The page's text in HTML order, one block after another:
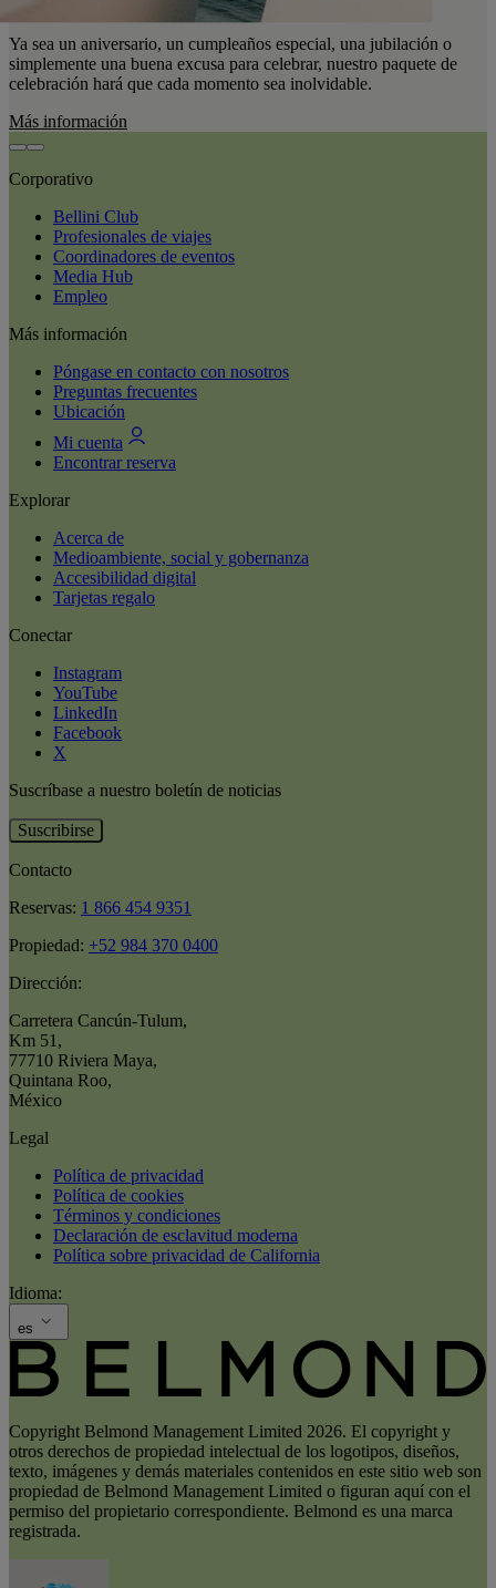
Ya sea un aniversario, un cumpleaños especial, una jubilación o
simplemente una buena excusa para celebrar, nuestro paquete de
celebración hará que cada momento sea inolvidable.
Más información
Corporativo
Bellini Club
Profesionales de viajes
Coordinadores de eventos
Media Hub
Empleo
Más información
Póngase en contacto con nosotros
Preguntas frecuentes
Ubicación
Mi cuenta
Encontrar reserva
Explorar
Acerca de
Medioambiente, social y gobernanza
Accesibilidad digital
Tarjetas regalo
Conectar
Instagram
YouTube
LinkedIn
Facebook
X
Suscríbase a nuestro boletín de noticias
Suscribirse
Contacto
Reservas: 1 866 454 9351
Propiedad: +52 984 370 0400
Dirección:
Carretera Cancún-Tulum,
Km 51 ,
77710 Riviera Maya,
Quintana Roo,
México
Legal
Política de privacidad
Política de cookies
Términos y condiciones
Declaración de esclavitud moderna
Política sobre privacidad de California
Idioma:
es
Copyright Belmond Management Limited 2026. El copyright y
otros derechos de propiedad intelectual de los logotipos, diseños,
texto, imágenes y demás materiales contenidos en este sitio web son
propiedad de Belmond Management Limited o figuran aquí con el
permiso del propietario correspondiente. Belmond es una marca
registrada.